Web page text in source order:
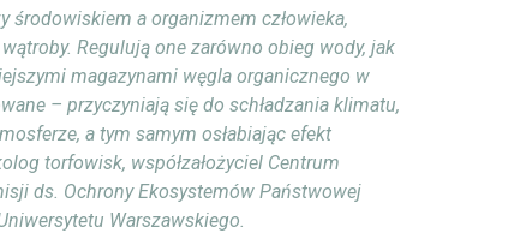
środowiskiem a organizmem człowieka,
Regulują one zarówno obieg wody, jak
magazynami węgla organicznego w
– przyczyniają się do schładzania klimatu,
a tym samym osłabiając efekt
torfowisk, współzałożyciel Centrum
ds. Ochrony Ekosystemów Państwowej
Warszawskiego.